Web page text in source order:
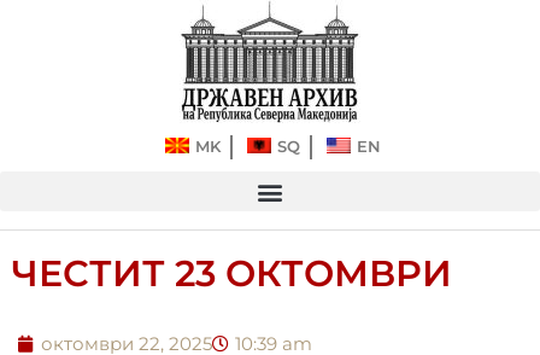
MK SQ EN
ЧЕСТИТ 23 ОКТОМВРИ
октомври 22, 2025 10:39 am